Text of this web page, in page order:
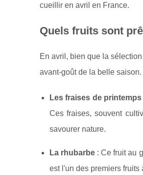
cueillir en avril en France.
Quels fruits sont
En avril, bien que la
avant-goût de la belle saison.
Les fraises de printemps
Ces fraises, souvent
savourer nature.
La rhubarbe : Ce fruit au
est l'un des premiers fruits